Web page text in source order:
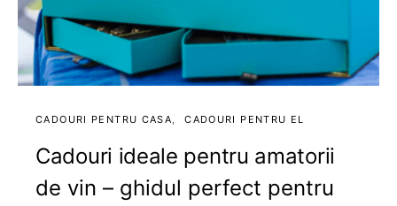
CADOURI PENTRU CASA CADOURI PENTRU EL
Cadouri ideale pentru amatorii
de vin – ghidul perfect pentru